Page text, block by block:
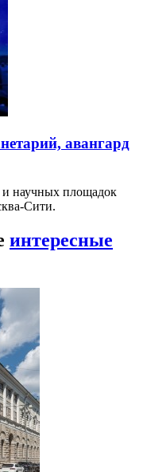
авангард
и научных площадок
Сити.
интересные